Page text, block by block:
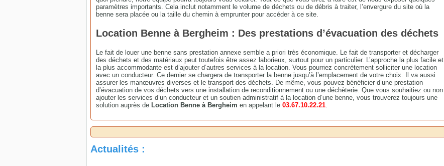
paramètres importants. Cela inclut notamment le volume de déchets ou de débris à traiter, l’envergure du site où la
benne sera placée ou la taille du chemin à emprunter pour accéder à ce site.
Location Benne à Bergheim : Des prestations d’évacuation des déchets
Le fait de louer une benne sans prestation annexe semble a priori très économique. Le fait de transporter et décharger
des déchets et des matériaux peut toutefois être assez laborieux, surtout pour un particulier. L’approche la plus facile et
la plus accommodante est d’ajouter d’autres services à la location. Vous pourriez concrètement solliciter une location
avec un conducteur. Ce dernier se chargera de transporter la benne jusqu’à l’emplacement de votre choix. Il va aussi
assurer les manœuvres diverses et le transport des déchets. De même, vous pouvez bénéficier d’une prestation
d’évacuation de vos déchets vers une installation de reconditionnement ou une déchèterie. Que vous souhaitiez ou non
ajouter les services d’un conducteur et un soutien administratif à la location d’une benne, vous trouverez toujours une
solution auprès de Location Benne à Bergheim en appelant le 03.67.10.22.21.
Actualités :